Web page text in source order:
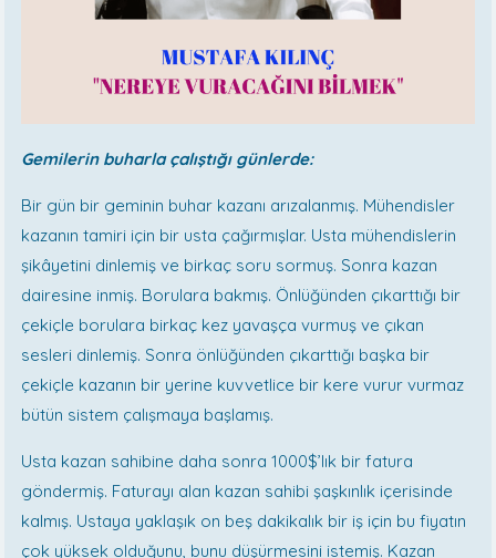
Gemilerin buharla çalıştığı günlerde:
Bir gün bir geminin buhar kazanı arızalanmış. Mühendisler
kazanın tamiri için bir usta çağırmışlar. Usta mühendislerin
şikâyetini dinlemiş ve birkaç soru sormuş. Sonra kazan
dairesine inmiş. Borulara bakmış. Önlüğünden çıkarttığı bir
çekiçle borulara birkaç kez yavaşça vurmuş ve çıkan
sesleri dinlemiş. Sonra önlüğünden çıkarttığı başka bir
çekiçle kazanın bir yerine kuvvetlice bir kere vurur vurmaz
bütün sistem çalışmaya başlamış.
Usta kazan sahibine daha sonra 1000$’lık bir fatura
göndermiş. Faturayı alan kazan sahibi şaşkınlık içerisinde
kalmış. Ustaya yaklaşık on beş dakikalık bir iş için bu fiyatın
çok yüksek olduğunu, bunu düşürmesini istemiş. Kazan